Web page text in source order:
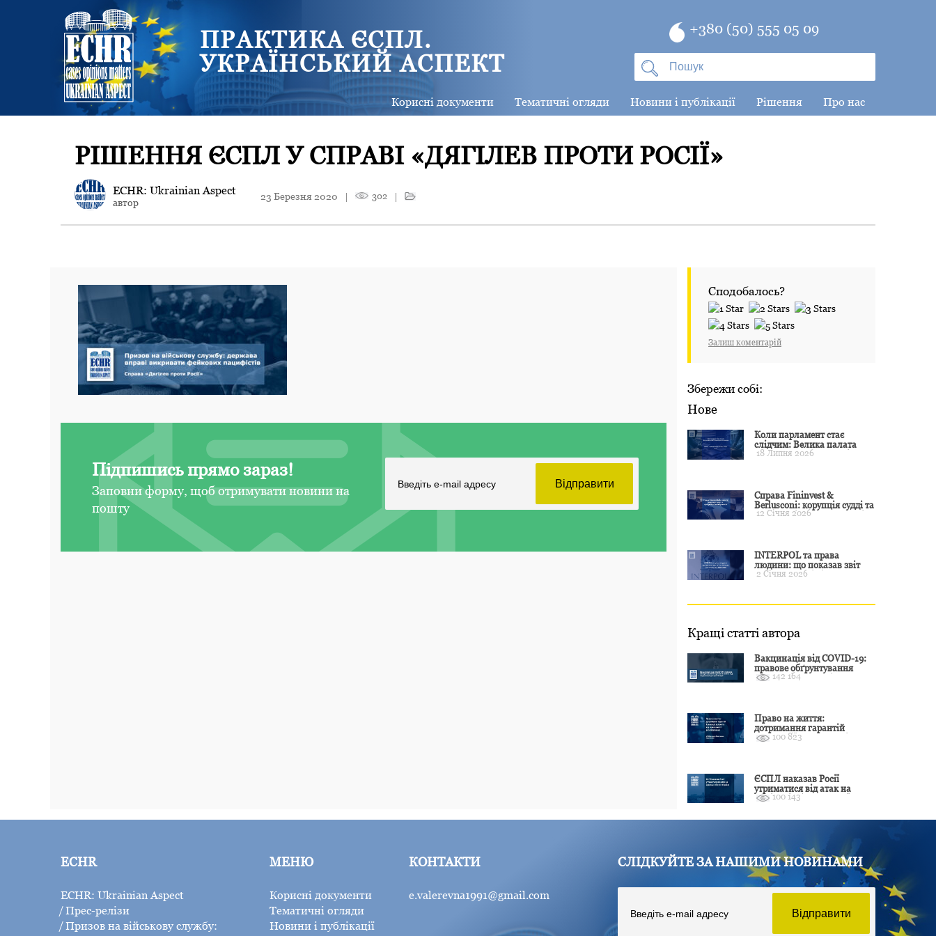
ПРАКТИКА ЄСПЛ.
УКРАЇНСЬКИЙ АСПЕКТ
+380 (50) 555 05 09
Корисні документи Тематичні огляди Новини і публікації Рішення Про нас
РІШЕННЯ ЄСПЛ У СПРАВІ «ДЯГІЛЕВ ПРОТИ РОСІЇ»
ECHR: Ukrainian Aspect
автор
23 Березня 2020 | 302 |
Підпишись прямо зараз!
Заповни форму, щоб отримувати новини на
пошту
Сподобалось?
Залиш коментарій
Збережи собі:
Нове
Коли парламент стає
слідчим: Велика палата
ЄСПЛ окреслила межі
18 Липня 2026
Справа Fininvest &
Berlusconi: корупція судді та
презумпція невинуватості
12 Січня 2026
INTERPOL та права
людини: що показав звіт
CCF за 2024 рік і чого чекати
2 Січня 2026
Кращі статті автора
Вакцинація від COVID-19:
правове обґрунтування
відмови і захист від
142 164
Право на життя:
дотримання гарантій
Конвенції залежить від
100 823
ЄСПЛ наказав Росії
утриматися від атак на
цивільні об’єкти України
100 143
ECHR
ECHR: Ukrainian Aspect
Прес-релізи
Призов на військову службу:
МЕНЮ
Корисні документи
Тематичні огляди
Новини і публікації
КОНТАКТИ
e.valerevna1991@gmail.com
СЛІДКУЙТЕ ЗА НАШИМИ НОВИНАМИ